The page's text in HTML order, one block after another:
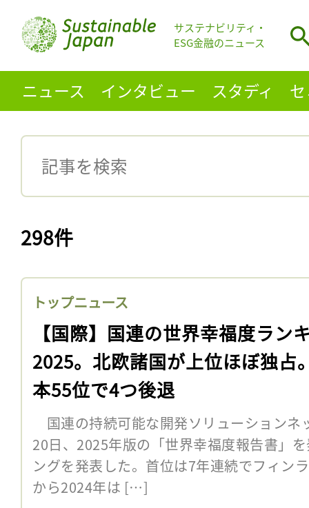
サステナビリティ・
ESG金融のニュース
ニュース インタビュー スタディ
298件
トップニュース
【国際】国連の世界幸福度ラン
2025。北欧諸国が上位ほぼ独占
本55位で4つ後退
国連の持続可能な開発ソリューションネ
20日、2025年版の「世界幸福度報告書」
ングを発表した。首位は7年連続でフィン
から2024年は […]